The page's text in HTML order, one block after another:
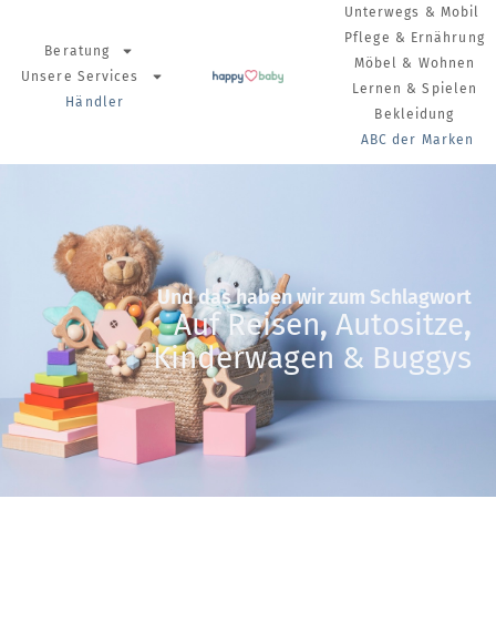
Beratung
Unsere Services
Händler
Unterwegs & Mobil
Pflege & Ernährung
Möbel & Wohnen
Lernen & Spielen
Bekleidung
ABC der Marken
Und das haben wir zum Schlagwort
Auf Reisen,Autositze,
Kinderwagen & Buggys